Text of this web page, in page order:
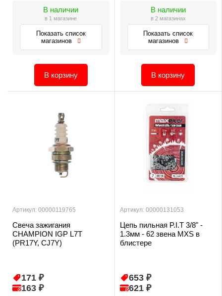
В наличии
в 1 магазине
Показать список
магазинов
В корзину
В наличии
в 2 магазинах
Показать список
магазинов
В корзину
Артикул: 00000119765
Свеча зажигания
CHAMPION IGP L7T
(PR17Y, CJ7Y)
171 ₽
163 ₽
Артикул: 00000131053
Цепь пильная P.I.T 3/8" -
1.3мм - 62 звена MXS в
блистере
653 ₽
621 ₽